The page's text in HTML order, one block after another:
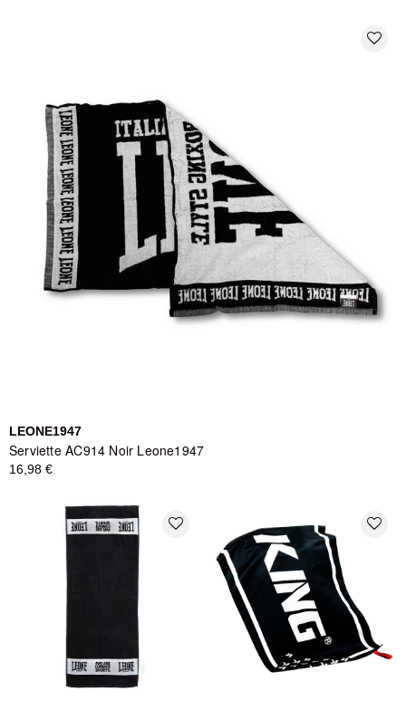
favorite_border
LEONE1947
Serviette AC914 Noir Leone1947
16,98 €
favorite_border favorite_border